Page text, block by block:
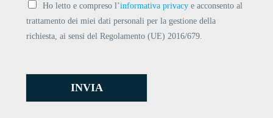
Ho letto e compreso l’informativa privacy e acconsento al
trattamento dei miei dati personali per la gestione della
richiesta, ai sensi del Regolamento (UE) 2016/679.
INVIA